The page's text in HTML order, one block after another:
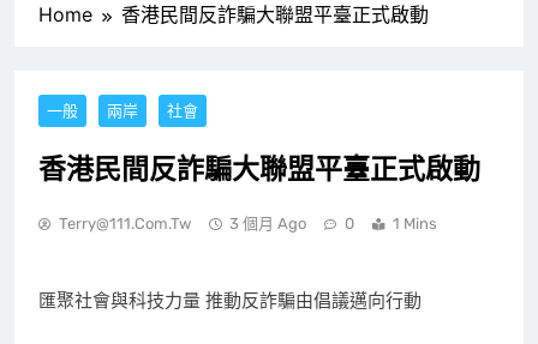
Home 香港民間反詐騙大聯盟平臺正式啟動
一般 兩岸 社會
香港民間反詐騙大聯盟平臺正式啟動
Terry@111.com.tw 3 個月 Ago 0 1 Mins
匯聚社會與科技力量 推動反詐騙由倡議邁向行動